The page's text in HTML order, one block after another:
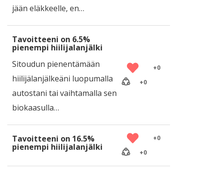
jään eläkkeelle, en…
Tavoitteeni on 6.5%
pienempi hiilijalanjälki
Sitoudun pienentämään
hiilijälanjälkeäni luopumalla
autostani tai vaihtamalla sen
biokaasulla…
+0
+0
Tavoitteeni on 16.5%
pienempi hiilijalanjälki
+0
+0